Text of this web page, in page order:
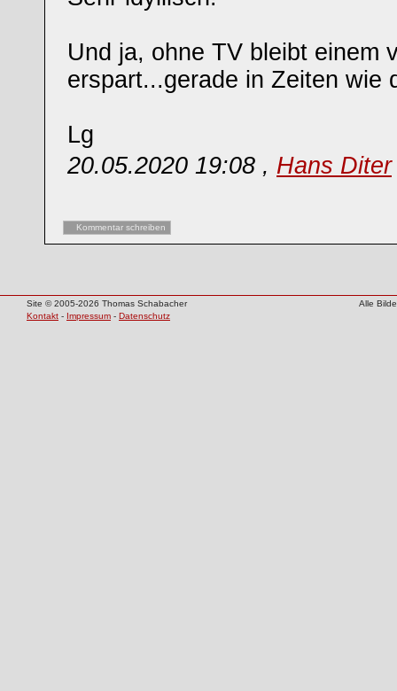
Und ja, ohne TV bleibt einem
erspart...gerade in Zeiten wie
Lg
20.05.2020 19:08 , Hans Diter
Kommentar schreiben
Site © 2005-2026 Thomas Schabacher
Alle
Kontakt - Impressum - Datenschutz